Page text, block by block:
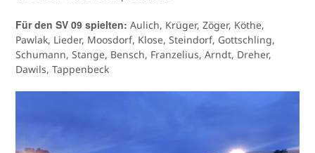
Für den SV 09 spielten: Aulich, Krüger, Zöger, Köthe,
Pawlak, Lieder, Moosdorf, Klose, Steindorf, Gottschling,
Schumann, Stange, Bensch, Franzelius, Arndt, Dreher,
Dawils, Tappenbeck